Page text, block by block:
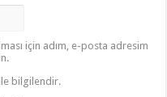
için adım, e-posta adresim
bilgilendir.